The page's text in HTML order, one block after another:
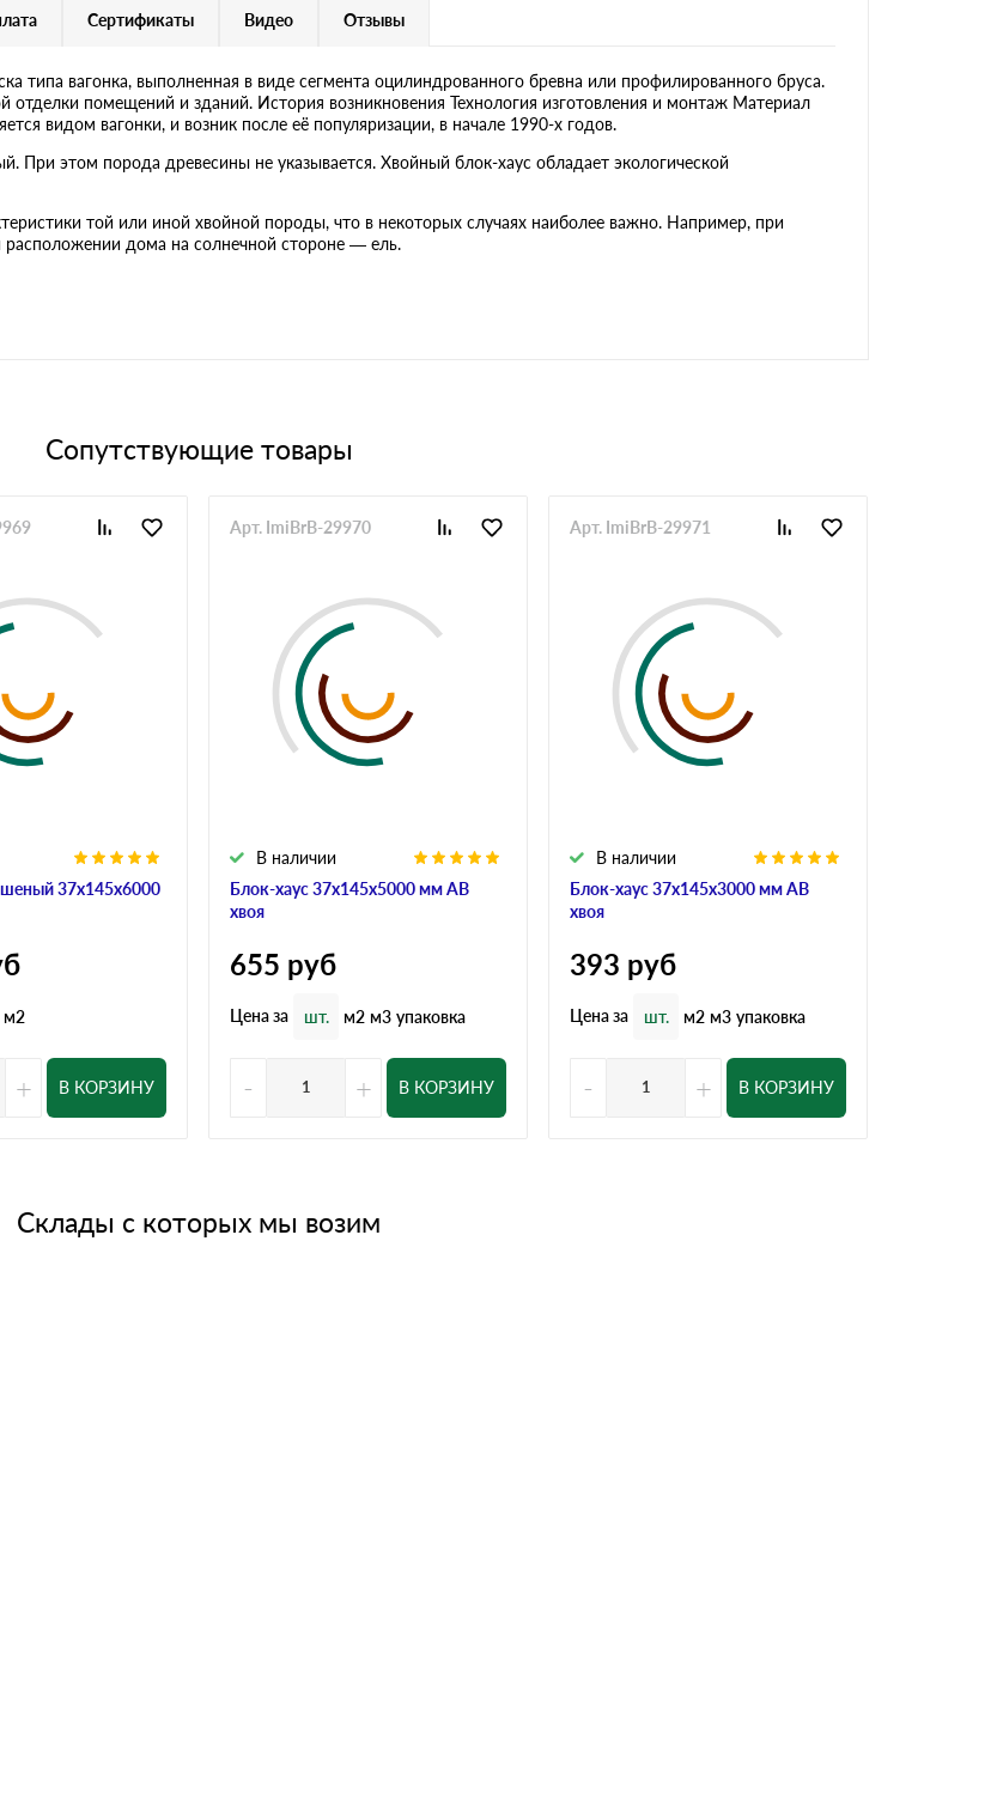
Сертификаты Видео Отзывы
типа вагонка, выполненная в виде сегмента оцилиндрованного бревна или профилированного бруса.
отделки помещений и зданий. История возникновения Технология изготовления и монтаж Материал
видом вагонки, и возник после её популяризации, в начале 1990-х годов.
При этом порода древесины не указывается. Хвойный блок-хаус обладает экологической
той или иной хвойной породы, что в некоторых случаях наиболее важно. Например, при
дома на солнечной стороне — ель.
Сопутствующие товары
37x145x6000
м2
+ В КОРЗИНУ
Блок-хаус 37x145x5000 мм АВ
хвоя
В наличии
Арт. ImiBrB-29970
655 руб
Цена за шт. м2 м3 упаковка
- + В КОРЗИНУ
Блок-хаус 37x145x3000 мм АВ
хвоя
В наличии
Арт. ImiBrB-29971
393 руб
Цена за шт. м2 м3 упаковка
- + В КОРЗИНУ
Склады с которых мы возим